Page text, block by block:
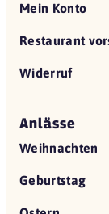
Mein Konto
Restaurant
Widerruf
Anlässe
Weihnachten
Geburtstag